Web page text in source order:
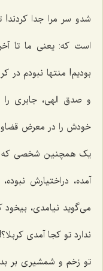
شدو سر مرا جدا
است که: یعنی ما تا
بودیم! منتها نبودم در
و صدق الهی، جابری
خودش را در معرض
یک همچنین شخصی که
آمده، دراختیارش
می‌گوید نیامدی، بیخود
ندارد تو کجا آمدی
تو زخم و شمشیری بر